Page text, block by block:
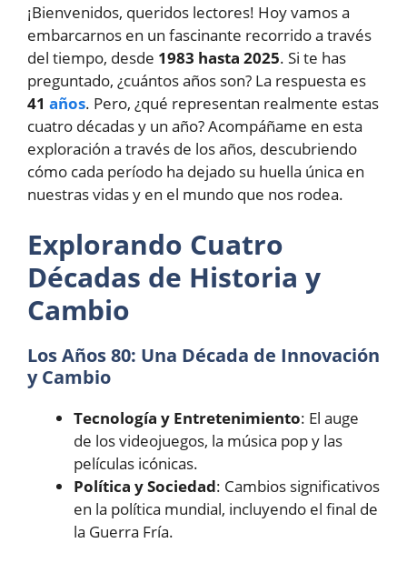
¡Bienvenidos, queridos lectores! Hoy vamos a
embarcarnos en un fascinante recorrido a través
del tiempo, desde 1983 hasta 2025. Si te has
preguntado, ¿cuántos años son? La respuesta es
41 años. Pero, ¿qué representan realmente estas
cuatro décadas y un año? Acompáñame en esta
exploración a través de los años, descubriendo
cómo cada período ha dejado su huella única en
nuestras vidas y en el mundo que nos rodea.
Explorando Cuatro
Décadas de Historia y
Cambio
Los Años 80: Una Década de Innovación
y Cambio
Tecnología y Entretenimiento: El auge
de los videojuegos, la música pop y las
películas icónicas.
Política y Sociedad: Cambios significativos
en la política mundial, incluyendo el final de
la Guerra Fría.